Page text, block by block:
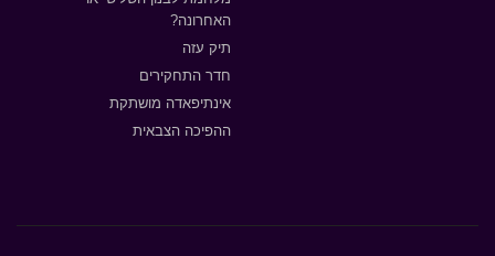
האחרונה?
תיק עזה
חדר התחקירים
אינתיפאדה מושתקת
ההפיכה הצבאית